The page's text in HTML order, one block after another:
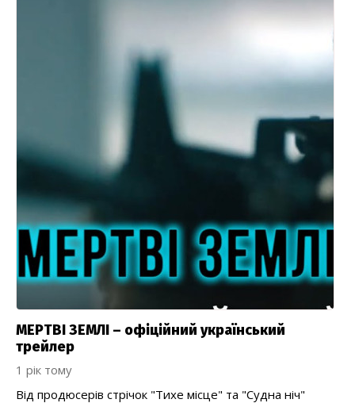
МЕРТВІ ЗЕМЛІ – офіційний український
трейлер
1 рік тому
Від продюсерів стрічок "Тихе місце" та "Судна ніч"